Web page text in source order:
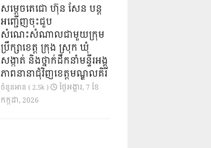
សម្តេចតេជោ ហ៊ុន សែន បន្ត
អញ្ជើញចុះជួប
សំណេះសំណាលជាមួយក្រុម
ប្រឹក្សាខេត្ត ក្រុង ស្រុក ឃុំ
សង្កាត់ និងថ្នាក់ដឹកនាំមន្ទីរអង្គ
ភាពនានាជុំវិញខេត្តមណ្ឌលគិរី
ចំនួនអាន ( 2.5k )
ថ្ងៃ​អង្គារ, 7 ខែ​
កក្កដា, 2026